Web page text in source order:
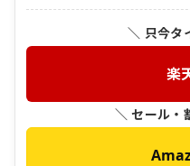
＼ 只今タ
楽
＼ セール・